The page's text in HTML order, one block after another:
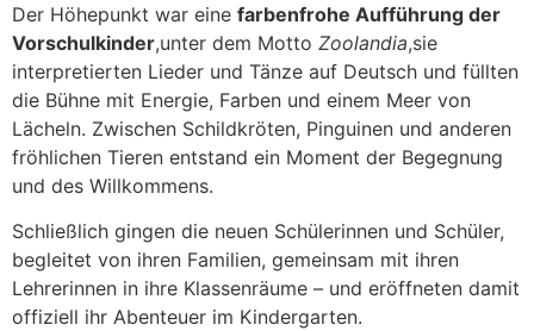
Der Höhepunkt war eine farbenfrohe Aufführung der
Vorschulkinder,unter dem Motto Zoolandia,sie
interpretierten Lieder und Tänze auf Deutsch und füllten
die Bühne mit Energie, Farben und einem Meer von
Lächeln. Zwischen Schildkröten, Pinguinen und anderen
fröhlichen Tieren entstand ein Moment der Begegnung
und des Willkommens.
Schließlich gingen die neuen Schülerinnen und Schüler,
begleitet von ihren Familien, gemeinsam mit ihren
Lehrerinnen in ihre Klassenräume – und eröffneten damit
offiziell ihr Abenteuer im Kindergarten.